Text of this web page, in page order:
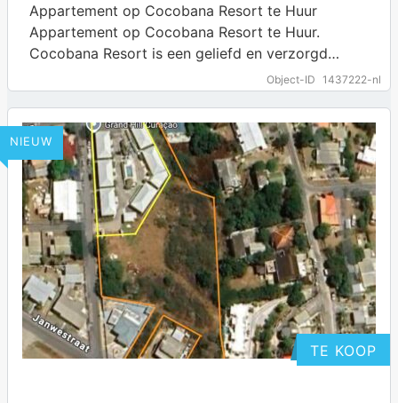
Object-ID 1437222-nl
Appartement op Cocobana Resort te Huur
Appartement op Cocobana Resort te Huur.
Cocobana Resort is een geliefd en verzorgd
resort op Curaçao dat zich kenmerkt door rust,
comfort…… more
NIEUW
TE KOOP